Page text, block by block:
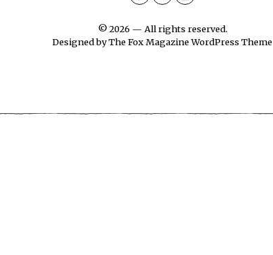
©2026 — All rights reserved.
Designed byThe Fox Magazine WordPress Theme